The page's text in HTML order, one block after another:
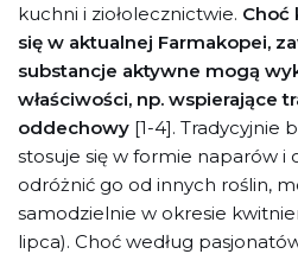
kuchni i ziołolecznictwie. Choć
się w aktualnej Farmakopei,
substancje aktywne mogą
właściwości, np. wspierające
oddechowy [1-4]. Tradycyjnie
stosuje się w formie naparów i
odróżnić go od innych roślin,
samodzielnie w okresie
lipca). Choć według